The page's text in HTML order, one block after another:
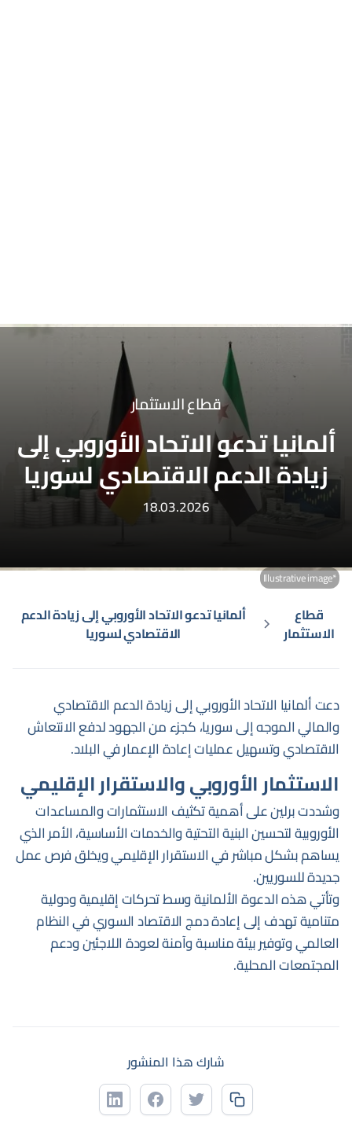
قطاع الاستثمار
ألمانيا تدعو الاتحاد الأوروبي إلى
زيادة الدعم الاقتصادي لسوريا
18.03.2026
*Illustrative image
قطاع
الاستثمار
ألمانيا تدعو الاتحاد الأوروبي إلى زيادة الدعم
الاقتصادي لسوريا
دعت ألمانيا الاتحاد الأوروبي إلى زيادة الدعم الاقتصادي
والمالي الموجه إلى سوريا، كجزء من الجهود لدفع الانتعاش
الاقتصادي وتسهيل عمليات إعادة الإعمار في البلاد.
الاستثمار الأوروبي والاستقرار الإقليمي
وشددت برلين على أهمية تكثيف الاستثمارات والمساعدات
الأوروبية لتحسين البنية التحتية والخدمات الأساسية، الأمر الذي
يساهم بشكل مباشر في الاستقرار الإقليمي ويخلق فرص عمل
جديدة للسوريين.
وتأتي هذه الدعوة الألمانية وسط تحركات إقليمية ودولية
متنامية تهدف إلى إعادة دمج الاقتصاد السوري في النظام
العالمي وتوفير بيئة مناسبة وآمنة لعودة اللاجئين ودعم
المجتمعات المحلية.
شارك هذا المنشور